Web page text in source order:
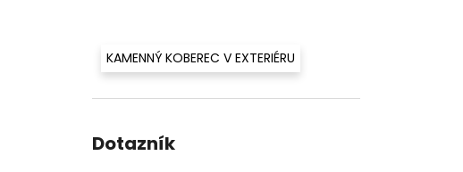
KAMENNÝ KOBEREC V EXTERIÉRU
Dotazník